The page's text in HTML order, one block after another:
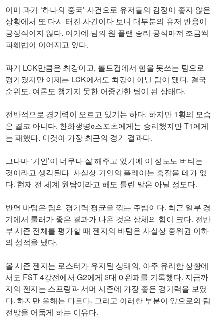
이미 과거 ‘하나의 중국’ 사건으로 유저들의 감정이 좋지 않은
상황에서 또 다시 터진 사건이다 보니 대부분의 유저 반응이
긍정적이지 않다. 여기에 팀의 원 플랜 승리 공식마저 조금씩
파훼법이 이어지고 있다.
과거 LCK만큼은 최강이고, 롤드컵에서 힘을 못쓰는 팀으로
평가됐지만 이제는 LCK에서도 최강이 아닌 팀이 됐다. 결국
순위도, 여론도 챙기지 못한 어중간한 팀이 된 상태다.
전반적으로 경기력이 오르고 있기는 하다. 하지만 1황의 모습
은 결코 아니다. 한화생명e스포츠에게는 승리했지만 T1에게
는 패했다. 이것이 가장 최근의 경기 결과다.
그나마 ‘기인’이 너무나 잘 해주고 있기에 이 정도도 버티는
것이라고 생각된다. 사실상 기인의 플레이는 흠잡을 데가 없
다. 현재 전 세계 원탑이라고 해도 틀린 말은 아닐 정도다.
반면 바텀은 팀의 경기력 평균을 깎는 주범이다. 최근 일부 경
기에서 룰러가 좋은 결과가 나온 것은 상체의 힘이 크다. 전반
부 시즌 전체를 평가할 때 젠지의 바텀은 사실상 중위권 이하
의 성적을 냈다.
올 시즌 젠지는 로스터가 유지된 상태의, 아주 유리한 상황에
서도 FST 4강전에서 G2에게 3대 0 완패를 기록했다. 지금까
지의 젠지는 스프링과 서머 시즌에 가장 좋은 경기력을 보였
다. 하지만 올해는 다르다. 그리고 이러한 부분이 앞으로의 팀
전망을 어둡게 하는 이유다.